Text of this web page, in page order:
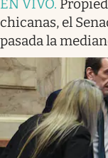
EN VIVO.
chicanas, el
pasada la